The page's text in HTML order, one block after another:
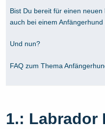
Bist Du bereit für einen
auch bei einem
Und nun?
FAQ zum Thema
1.: Labrador